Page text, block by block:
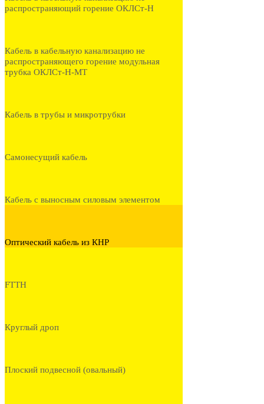
распространяющий горение ОКЛСт-Н
Кабель в кабельную канализацию не
распространяющего горение модульная
трубка ОКЛСт-Н-МТ
Кабель в трубы и микротрубки
Самонесущий кабель
Кабель с выносным силовым элементом
Оптический кабель из КНР
FTTH
Круглый дроп
Плоский подвесной (овальный)